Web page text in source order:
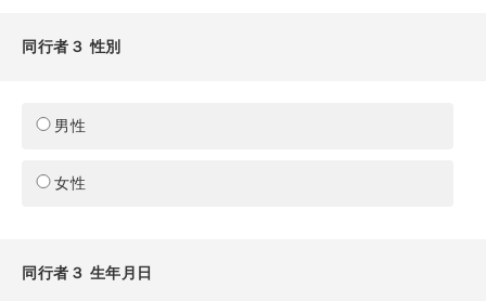
同行者３ 性別
男性
女性
同行者３ 生年月日